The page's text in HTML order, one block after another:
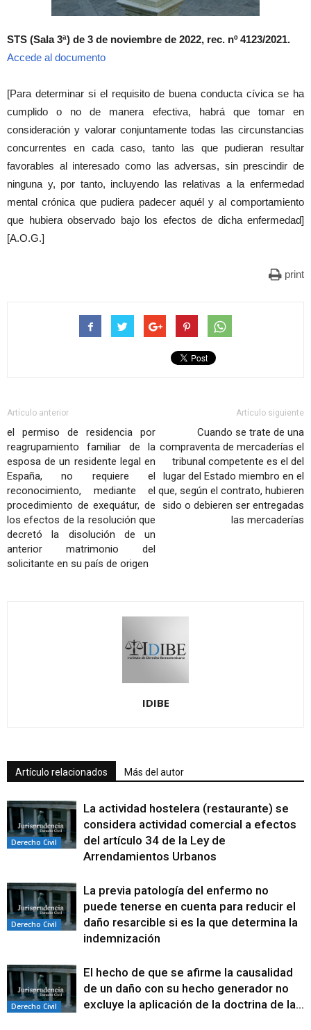
STS (Sala 3ª) de 3 de noviembre de 2022, rec. nº 4123/2021.
Accede al documento
[Para determinar si el requisito de buena conducta cívica se ha
cumplido o no de manera efectiva, habrá que tomar en
consideración y valorar conjuntamente todas las circunstancias
concurrentes en cada caso, tanto las que pudieran resultar
favorables al interesado como las adversas, sin prescindir de
ninguna y, por tanto, incluyendo las relativas a la enfermedad
mental crónica que pudiera padecer aquél y al comportamiento
que hubiera observado bajo los efectos de dicha enfermedad]
[A.O.G.]
print
Artículo anterior
el permiso de residencia por
reagrupamiento familiar de la
esposa de un residente legal en
España, no requiere el
reconocimiento, mediante el
procedimiento de exequátur, de
los efectos de la resolución que
decretó la disolución de un
anterior matrimonio del
solicitante en su país de origen
Artículo siguiente
Cuando se trate de una
compraventa de mercaderías el
tribunal competente es el del
lugar del Estado miembro en el
que, según el contrato, hubieren
sido o debieren ser entregadas
las mercaderías
IDIBE
Artículo relacionados Más del autor
Derecho Civil
La actividad hostelera (restaurante) se
considera actividad comercial a efectos
del artículo 34 de la Ley de
Arrendamientos Urbanos
Derecho Civil
La previa patología del enfermo no
puede tenerse en cuenta para reducir el
daño resarcible si es la que determina la
indemnización
Derecho Civil
El hecho de que se afirme la causalidad
de un daño con su hecho generador no
excluye la aplicación de la doctrina de la...